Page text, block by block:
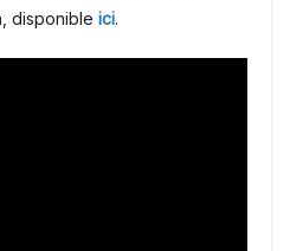
disponible ici.